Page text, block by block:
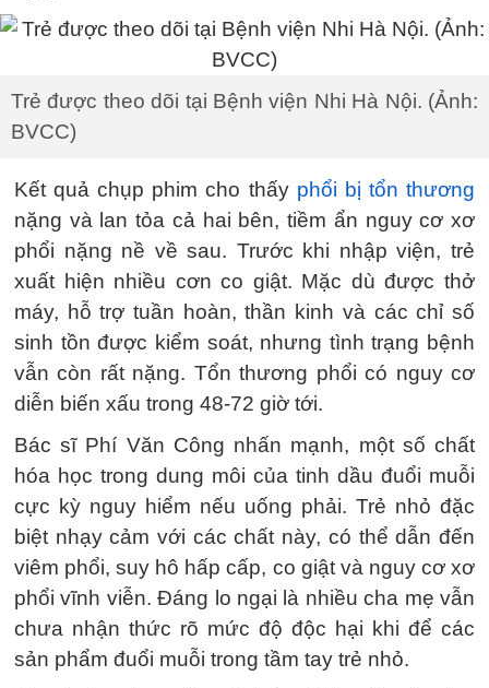
Trẻ được theo dõi tại Bệnh viện Nhi Hà Nội. (Ảnh:
BVCC)
Kết quả chụp phim cho thấy phổi bị tổn thương
nặng và lan tỏa cả hai bên, tiềm ẩn nguy cơ xơ
phổi nặng nề về sau. Trước khi nhập viện, trẻ
xuất hiện nhiều cơn co giật. Mặc dù được thở
máy, hỗ trợ tuần hoàn, thần kinh và các chỉ số
sinh tồn được kiểm soát, nhưng tình trạng bệnh
vẫn còn rất nặng. Tổn thương phổi có nguy cơ
diễn biến xấu trong 48-72 giờ tới.
Bác sĩ Phí Văn Công nhấn mạnh, một số chất
hóa học trong dung môi của tinh dầu đuổi muỗi
cực kỳ nguy hiểm nếu uống phải. Trẻ nhỏ đặc
biệt nhạy cảm với các chất này, có thể dẫn đến
viêm phổi, suy hô hấp cấp, co giật và nguy cơ xơ
phổi vĩnh viễn. Đáng lo ngại là nhiều cha mẹ vẫn
chưa nhận thức rõ mức độ độc hại khi để các
sản phẩm đuổi muỗi trong tầm tay trẻ nhỏ.